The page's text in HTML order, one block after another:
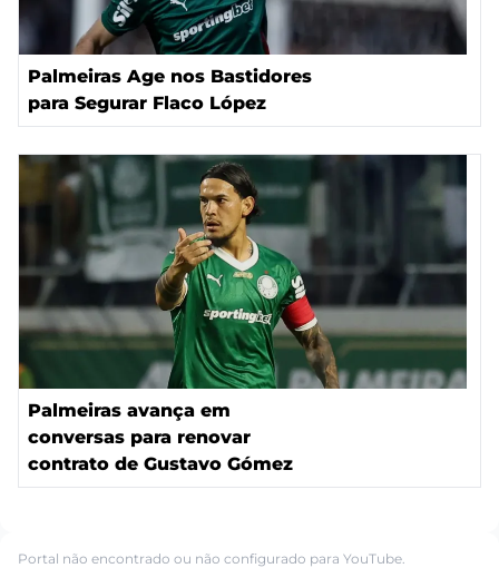
Palmeiras Age nos Bastidores
para Segurar Flaco López
Palmeiras avança em
conversas para renovar
contrato de Gustavo Gómez
Portal não encontrado ou não configurado para YouTube.